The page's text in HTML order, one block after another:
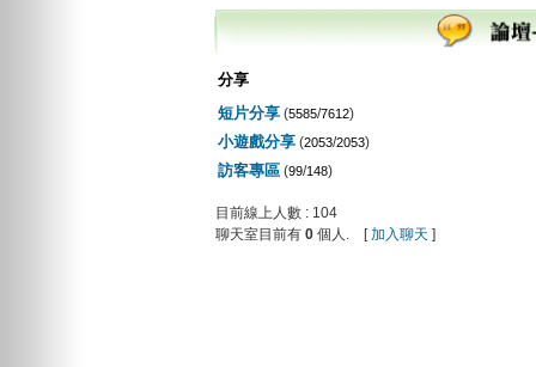
分享
短片分享 (5585/7612)
小遊戲分享 (2053/2053)
訪客專區 (99/148)
目前線上人數 : 104
聊天室目前有 0 個人. [加入聊天 ]